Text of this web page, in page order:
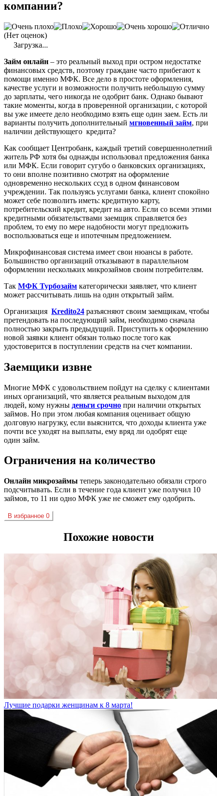
компании?
(Нет оценок)
Загрузка...
Займ онлайн – это реальный выход при остром недостатке
финансовых средств, поэтому граждане часто прибегают к
помощи именно МФК. Все дело в простоте оформления,
качестве услуги и возможности получить небольшую сумму
до зарплаты, чего никогда не одобрит банк. Однако бывают
такие моменты, когда в проверенной организации, с которой
вы уже имеете дело необходимо взять еще один заем. Есть ли
варианты получить дополнительный мгновенный займ, при
наличии действующего кредита?
Как сообщает Центробанк, каждый третий совершеннолетний
житель РФ хотя бы однажды использовал предложения банка
или МФК. Если говорит сугубо о банковских организациях,
то они вполне позитивно смотрят на оформление
одновременно нескольких ссуд в одном финансовом
учреждении. Так пользуясь услугами банка, клиент спокойно
может себе позволить иметь: кредитную карту,
потребительский кредит, кредит на авто. Если со всеми этими
кредитными обязательствами заемщик справляется без
проблем, то ему по мере надобности могут предложить
воспользоваться еще и ипотечным предложением.
Микрофинансовая система имеет свои нюансы в работе.
Большинство организаций отказывают в параллельном
оформлении нескольких микрозаймов своим потребителям.
Так МФК Турбозайм категорически заявляет, что клиент
может рассчитывать лишь на один открытый займ.
Организация Kredito24 разъясняют своим заемщикам, чтобы
претендовать на последующий займ, необходимо сначала
полностью закрыть предыдущий. Приступить к оформлению
новой заявки клиент обязан только после того как
удостоверится в поступлении средств на счет компании.
Заемщики извне
Многие МФК с удовольствием пойдут на сделку с клиентами
иных организаций, что является реальным выходом для
людей, кому нужны деньги срочно при наличии открытых
займов. Но при этом любая компания оценивает общую
долговую нагрузку, если выяснится, что доходы клиента уже
почти все уходят на выплаты, ему вряд ли одобрят еще
один займ.
Ограничения на количество
Онлайн микрозаймы теперь законодательно обязали строго
подсчитывать. Если в течение года клиент уже получил 10
займов, то 11 ни одно МФК уже не сможет ему одобрить.
В избранное 0
Похожие новости
Лучшие подарки женщинам к 8 марта!